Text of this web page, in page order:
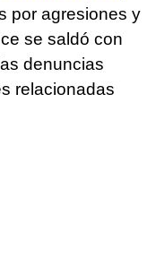
por agresiones y
se saldó con
denuncias
relacionadas